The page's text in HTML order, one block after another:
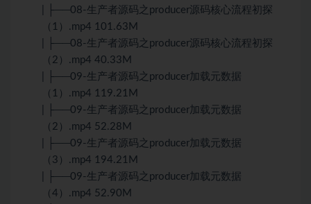
| ├──08-生产者源码之producer源码核心流程初探
（1）.mp4 101.63M
| ├──08-生产者源码之producer源码核心流程初探
（2）.mp4 40.33M
| ├──09-生产者源码之producer加载元数据
（1）.mp4 119.21M
| ├──09-生产者源码之producer加载元数据
（2）.mp4 52.28M
| ├──09-生产者源码之producer加载元数据
（3）.mp4 194.21M
| ├──09-生产者源码之producer加载元数据
（4）.mp4 52.90M